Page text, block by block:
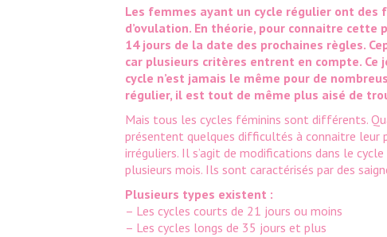
Les femmes ayant un cycle régulier ont
d’ovulation. En théorie, pour connaitre
14 jours de la date des prochaines règles.
car plusieurs critères entrent en compte. Ce
cycle n’est jamais le même pour de
régulier, il est tout de même plus aisé de
Mais tous les cycles féminins sont différents.
présentent quelques difficultés à connaitre leur
irréguliers. Il s’agit de modifications dans le
plusieurs mois. Ils sont caractérisés par des
Plusieurs types existent :
– Les cycles courts de 21 jours ou moins
– Les cycles longs de 35 jours et plus